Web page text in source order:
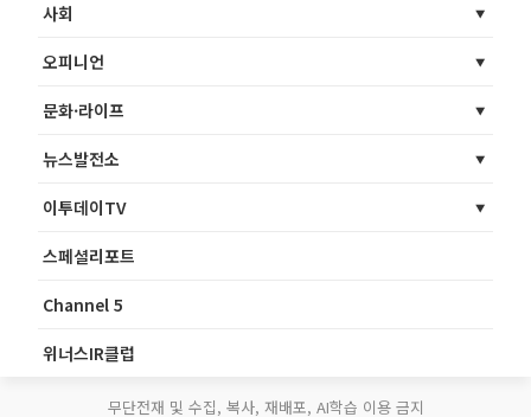
사회
오피니언
문화·라이프
뉴스발전소
이투데이TV
스페셜리포트
Channel 5
위너스IR클럽
무단전재 및 수집, 복사, 재배포, AI학습 이용 금지